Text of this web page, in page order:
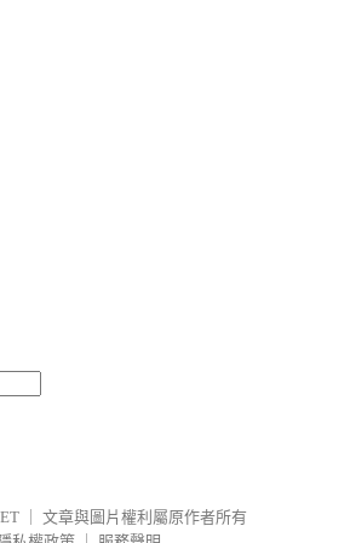
文章與圖片權利屬原作者所有